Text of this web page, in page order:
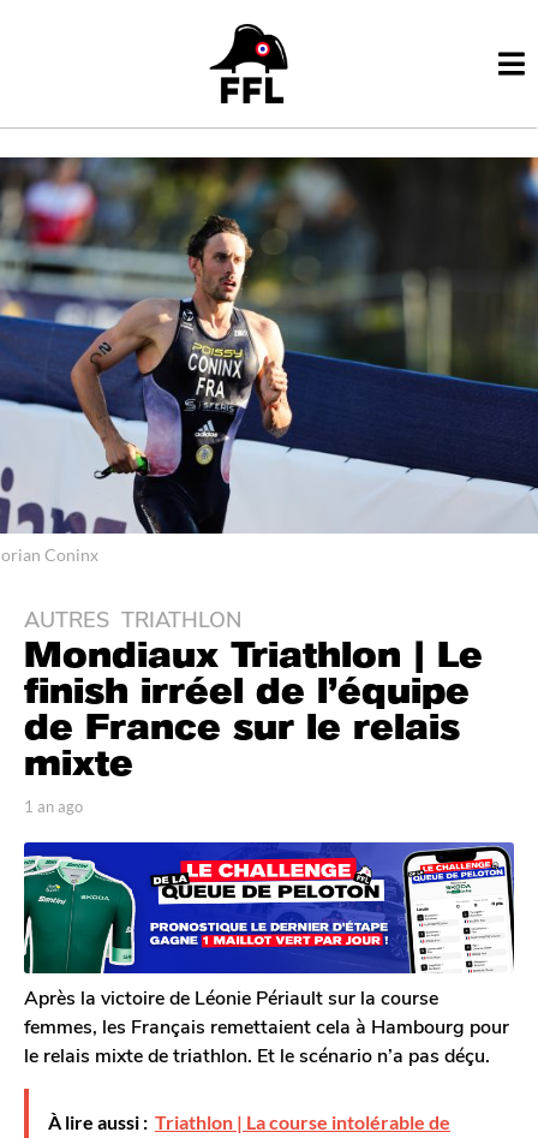
Coninx
1
a
n
a
g
o
m
o
i
s
a
g
o
AUTRES ,TRIATHLON
Mondiaux Triathlon | Le
finish irréel de l’équipe
de France sur le relais
mixte
p
r
T
o
m
G
a
l
e
r
o
n
1 an ago
o
i
o
Après la victoire de Léonie Périault sur la course
femmes, les Français remettaient cela à Hambourg pour
le relais mixte de triathlon. Et le scénario n’a pas déçu.
À lire aussi : Triathlon | La course intolérable de